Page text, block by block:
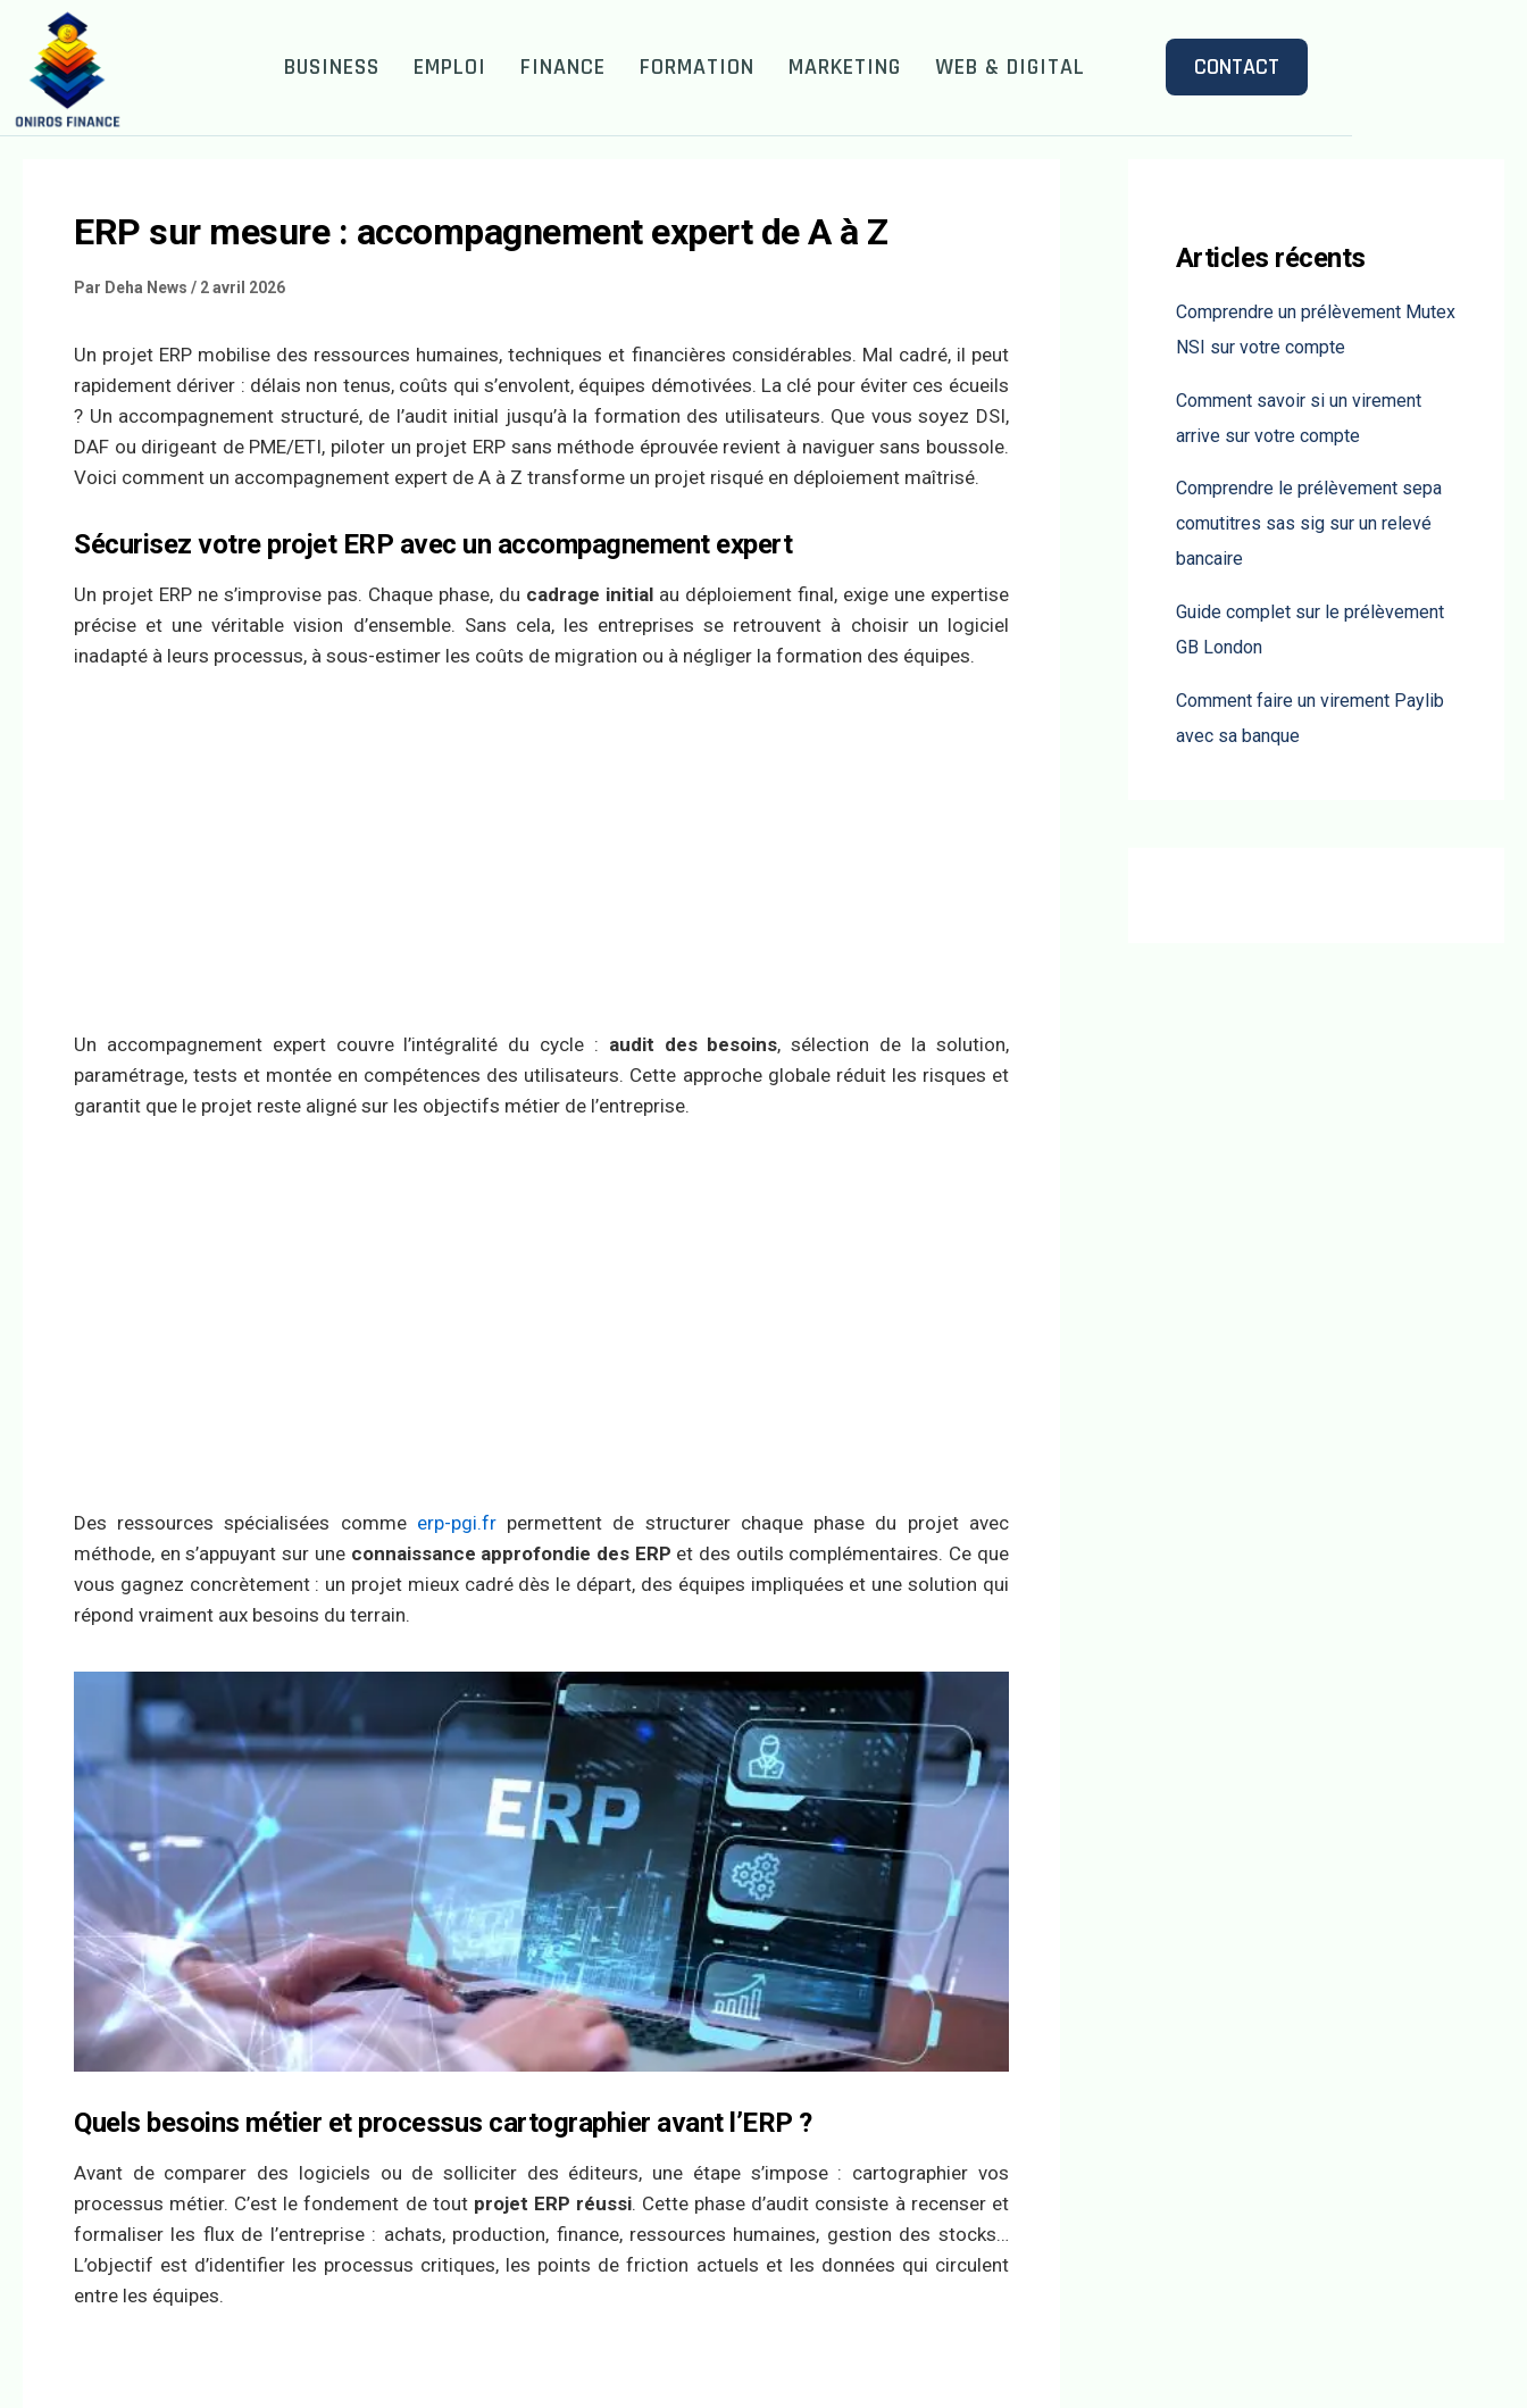
BUSINESS EMPLOI FINANCE FORMATION MARKETING WEB & DIGITAL CONTACT
ERP sur mesure : accompagnement expert de A à Z
Par Deha News / 2 avril 2026
Un projet ERP mobilise des ressources humaines, techniques et financières considérables. Mal cadré, il peut
rapidement dériver : délais non tenus, coûts qui s’envolent, équipes démotivées. La clé pour éviter ces écueils
? Un accompagnement structuré, de l’audit initial jusqu’à la formation des utilisateurs. Que vous soyez DSI,
DAF ou dirigeant de PME/ETI, piloter un projet ERP sans méthode éprouvée revient à naviguer sans boussole.
Voici comment un accompagnement expert de A à Z transforme un projet risqué en déploiement maîtrisé.
Sécurisez votre projet ERP avec un accompagnement expert
Un projet ERP ne s’improvise pas. Chaque phase, du cadrage initialau déploiement final, exige une expertise
précise et une véritable vision d’ensemble. Sans cela, les entreprises se retrouvent à choisir un logiciel
inadapté à leurs processus, à sous-estimer les coûts de migration ou à négliger la formation des équipes.
Un accompagnement expert couvre l’intégralité du cycle : audit des besoins, sélection de la solution,
paramétrage, tests et montée en compétences des utilisateurs. Cette approche globale réduit les risques et
garantit que le projet reste aligné sur les objectifs métier de l’entreprise.
Des ressources spécialisées comme erp-pgi.frpermettent de structurer chaque phase du projet avec
méthode, en s’appuyant sur une connaissance approfondie des ERP et des outils complémentaires. Ce que
vous gagnez concrètement : un projet mieux cadré dès le départ, des équipes impliquées et une solution qui
répond vraiment aux besoins du terrain.
Quels besoins métier et processus cartographier avant l’ERP ?
Avant de comparer des logiciels ou de solliciter des éditeurs, une étape s’impose : cartographier vos
processus métier. C’est le fondement de tout projet ERP réussi. Cette phase d’audit consiste à recenser et
formaliser les flux de l’entreprise : achats, production, finance, ressources humaines, gestion des stocks…
L’objectif est d’identifier les processus critiques, les points de friction actuels et les données qui circulent
entre les équipes.
Articles récents
Comprendre un prélèvement Mutex
NSI sur votre compte
Comment savoir si un virement
arrive sur votre compte
Comprendre le prélèvement sepa
comutitres sas sig sur un relevé
bancaire
Guide complet sur le prélèvement
GB London
Comment faire un virement Paylib
avec sa banque